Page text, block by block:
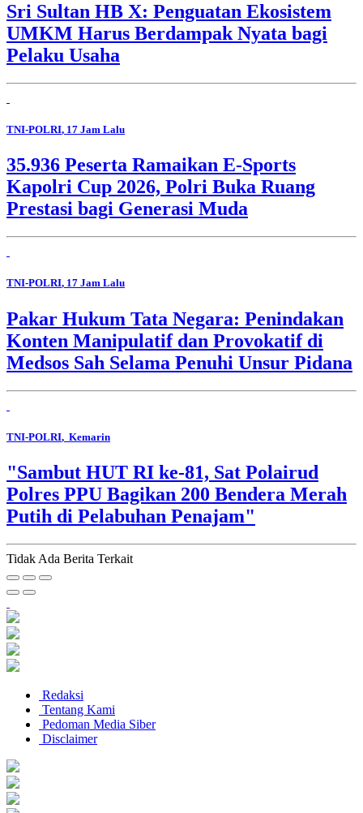
Sri Sultan HB X: Penguatan Ekosistem
UMKM Harus Berdampak Nyata bagi
Pelaku Usaha
TNI-POLRI, 17 Jam Lalu
35.936 Peserta Ramaikan E-Sports
Kapolri Cup 2026, Polri Buka Ruang
Prestasi bagi Generasi Muda
TNI-POLRI, 17 Jam Lalu
Pakar Hukum Tata Negara: Penindakan
Konten Manipulatif dan Provokatif di
Medsos Sah Selama Penuhi Unsur Pidana
TNI-POLRI, Kemarin
"Sambut HUT RI ke-81, Sat Polairud
Polres PPU Bagikan 200 Bendera Merah
Putih di Pelabuhan Penajam"
Tidak Ada Berita Terkait
Redaksi
Tentang Kami
Pedoman Media Siber
Disclaimer